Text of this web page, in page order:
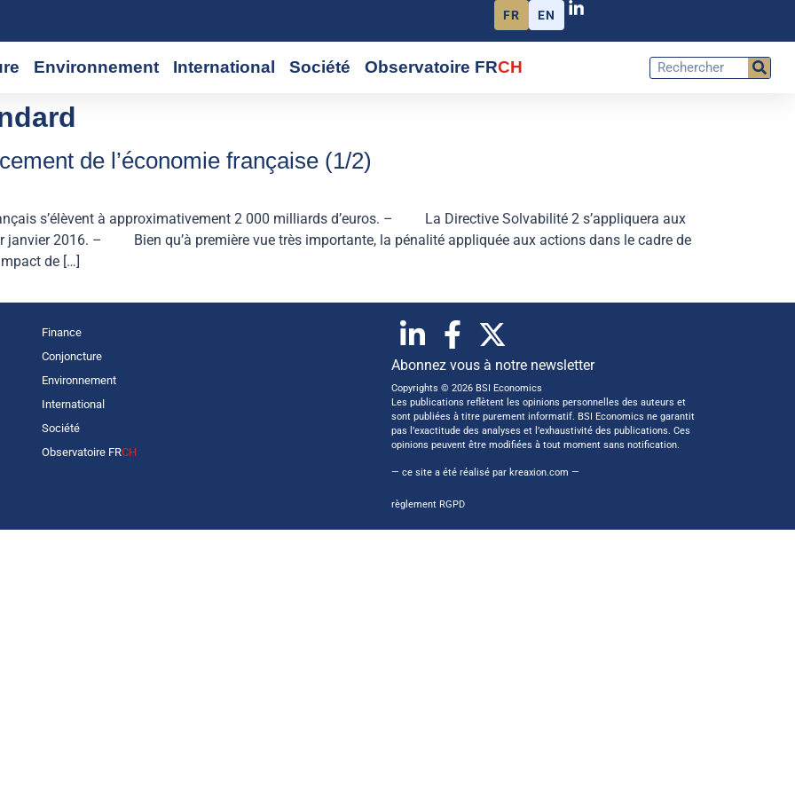
FR EN
Environnement International Société Observatoire FRCH
de l’économie française (1/2)
s’élèvent à approximativement 2 000 milliards d’euros. – La Directive Solvabilité 2 s’appliquera aux
janvier 2016. – Bien qu’à première vue très importante, la pénalité appliquée aux actions dans le cadre de
de […]
Finance
Conjoncture
Environnement
International
Société
Observatoire FRCH
Abonnez vous à notre newsletter
Copyrights © 2026 BSI Economics
Les publications reflètent les opinions personnelles des auteurs et
sont publiées à titre purement informatif. BSI Economics ne garantit
pas l’exactitude des analyses et l’exhaustivité des publications. Ces
opinions peuvent être modifiées à tout moment sans notification.
— ce site a été réalisé par kreaxion.com —
règlement RGPD